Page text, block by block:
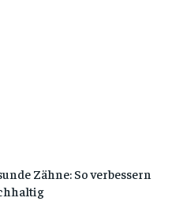
Zähne: So verbessern